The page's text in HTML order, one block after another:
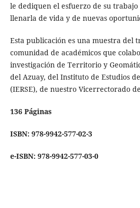
le dediquen el esfuerzo de su
llenarla de vida y de nuevas
Esta publicación es una muestra del
comunidad de académicos que
investigación de Territorio y
del Azuay, del Instituto de Estudios
(IERSE), de nuestro Vicerrectorado
136 Páginas
ISBN: 978-9942-577-02-3
e-ISBN: 978-9942-577-03-0